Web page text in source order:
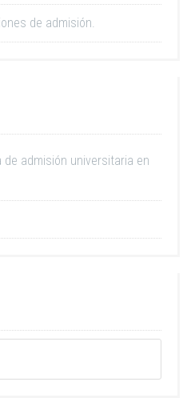
de admisión.
admisión universitaria en